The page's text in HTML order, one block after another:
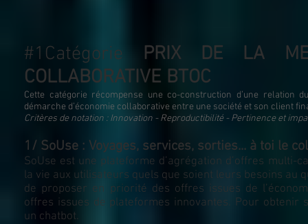
#1Catégorie PRIX DE LA
COLLABORATIVE BTOC
Cette catégorie récompense une co-construction d’une relation
démarche d’économie collaborative entre une société et son client
Critères de notation : Innovation - Reproductibilité - Pertinence et
1/ SoUse : Voyages, services, sorties... à toi le
SoUse est une plateforme d’agrégation d’offres multi-
la vie aux utilisateurs quels que soient leurs besoins au
de proposer en priorité des offres issues de
offres issues de plateformes innovantes. Pour obtenir
un chatbot.